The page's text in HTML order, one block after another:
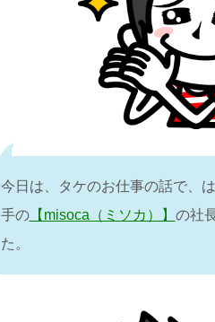
今日は、タケのお仕事の話で、
手の【misoca（ミソカ）】 の社
た。